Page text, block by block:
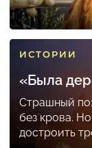
ИСТОРИИ
«Была
Страшный
без крова.
достроить